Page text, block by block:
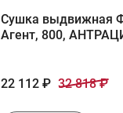
Сушка выдвижная
Агент, 800,
22 112 ₽ 32 818 ₽